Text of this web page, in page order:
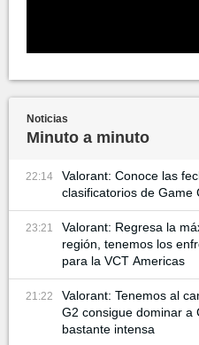
Noticias
Minuto a minuto
22:14
Valorant: Conoce las
clasificatorios de Game
23:21
Valorant: Regresa la
región, tenemos los
para la VCT Americas
21:22
Valorant: Tenemos al
G2 consigue dominar a
bastante intensa